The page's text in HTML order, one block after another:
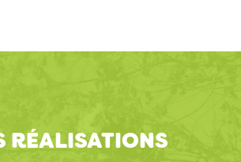
RÉALISATIONS